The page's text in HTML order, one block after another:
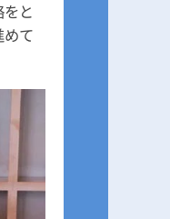
と
めて